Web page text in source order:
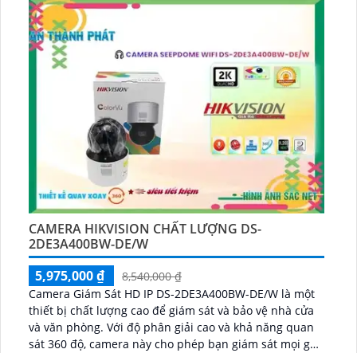
CAMERA HIKVISION CHẤT LƯỢNG DS-
2DE3A400BW-DE/W
5,975,000 ₫
8,540,000 ₫
Camera Giám Sát HD IP DS-2DE3A400BW-DE/W là một
thiết bị chất lượng cao để giám sát và bảo vệ nhà cửa
và văn phòng. Với độ phân giải cao và khả năng quan
sát 360 độ, camera này cho phép bạn giám sát mọi góc